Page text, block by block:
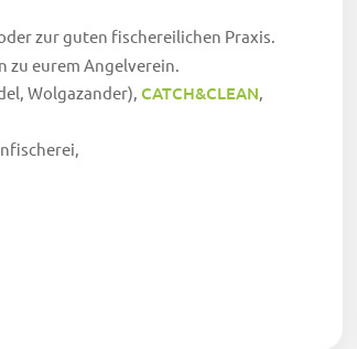
zur guten fischereilichen Praxis.
zu eurem Angelverein.
Wolgazander), CATCH&CLEAN,